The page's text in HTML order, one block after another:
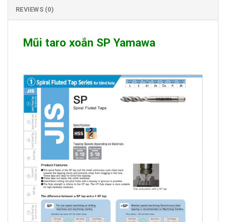
REVIEWS (0)
Mũi taro xoắn SP Yamawa